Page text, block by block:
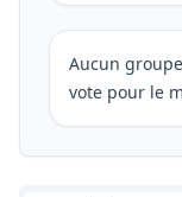
Aucun
vote pour le